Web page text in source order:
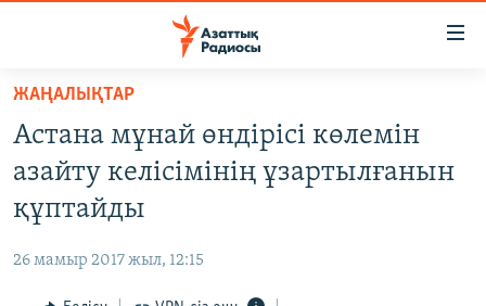
Skip
main
content
to
main
Navigation
AZATTYQTV
АДАМ ҚҰҚЫҚТАРЫ
ЖАҢАЛЫҚТАР
Астана мұнай өндірісі көлемін
азайту келісімінің ұзартылғанын
құптайды
26 мамыр 2017 жыл, 12:15